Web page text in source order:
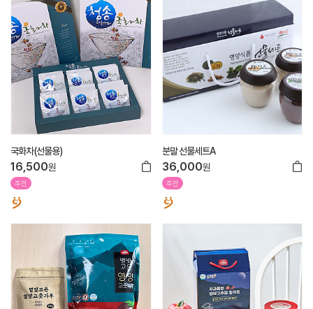
국화차(선물용)
16,500원
추천
분말 선물세트A
36,000원
추천